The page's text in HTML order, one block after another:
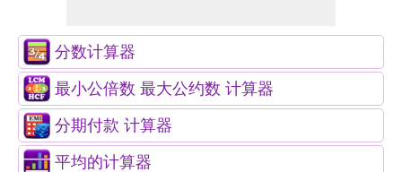
分数计算器
最小公倍数 最大公约数 计算器
分期付款 计算器
平均的计算器